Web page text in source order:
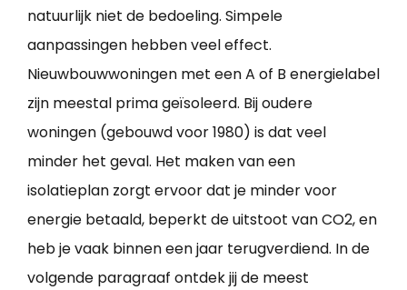
natuurlijk niet de bedoeling. Simpele
aanpassingen hebben veel effect.
Nieuwbouwwoningen met een A of B energielabel
zijn meestal prima geïsoleerd. Bij oudere
woningen (gebouwd voor 1980) is dat veel
minder het geval. Het maken van een
isolatieplan zorgt ervoor dat je minder voor
energie betaald, beperkt de uitstoot van CO2, en
heb je vaak binnen een jaar terugverdiend. In de
volgende paragraaf ontdek jij de meest